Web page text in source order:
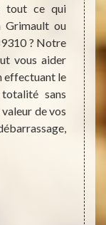
tout ce qui
Grimault ou
? Notre
vous aider
effectuant le
sans
de vos
pas